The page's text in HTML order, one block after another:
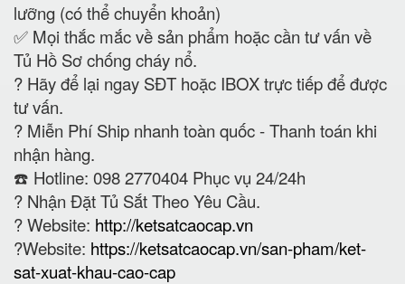
lưỡng (có thể chuyển khoản)
✅ Mọi thắc mắc về sản phẩm hoặc cần tư vấn về
Tủ Hồ Sơ chống cháy nổ.
? Hãy để lại ngay SĐT hoặc IBOX trực tiếp để được
tư vấn.
? Miễn Phí Ship nhanh toàn quốc - Thanh toán khi
nhận hàng.
☎️ Hotline: 098 2770404 Phục vụ 24/24h
? Nhận Đặt Tủ Sắt Theo Yêu Cầu.
? Website: http://ketsatcaocap.vn
?Website: https://ketsatcaocap.vn/san-pham/ket-
sat-xuat-khau-cao-cap